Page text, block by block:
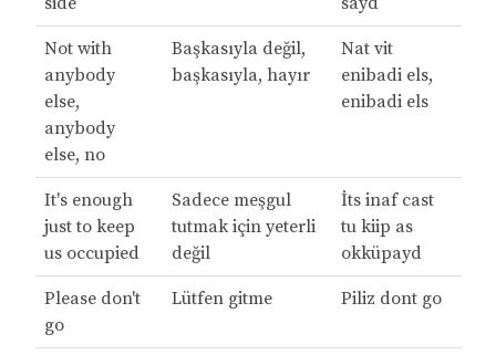
Not with
anybody
else,
anybody
else, no
Başkasıyla değil,
başkasıyla, hayır
Nat vit
enibadi els,
enibadi els
It's enough
just to keep
us occupied
Sadece meşgul
tutmak için yeterli
değil
İts inaf cast
tu kiip as
okküpayd
Please don't
go
Lütfen gitme Piliz dont go